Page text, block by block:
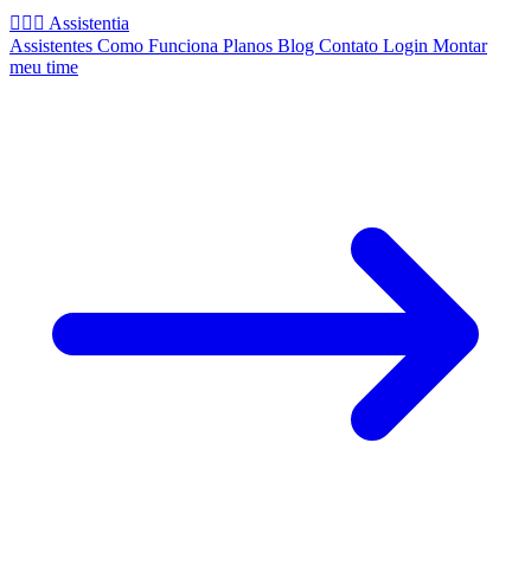
🧚🏻‍♂️ Assistentia
Assistentes Como Funciona Planos Blog Contato Login Montar
meu time